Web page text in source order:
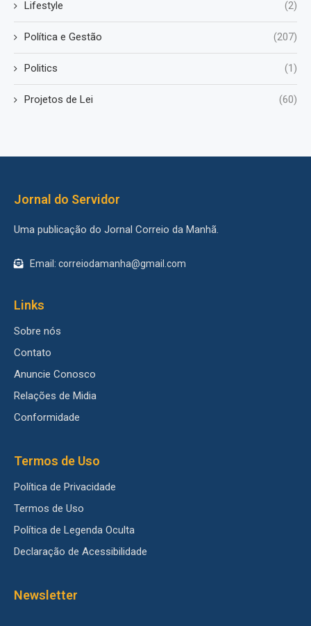
Lifestyle (2)
Política e Gestão (207)
Politics (1)
Projetos de Lei (60)
Jornal do Servidor
Uma publicação do Jornal Correio da Manhã.
Email: correiodamanha@gmail.com
Links
Sobre nós
Contato
Anuncie Conosco
Relações de Midia
Conformidade
Termos de Uso
Política de Privacidade
Termos de Uso
Política de Legenda Oculta
Declaração de Acessibilidade
Newsletter